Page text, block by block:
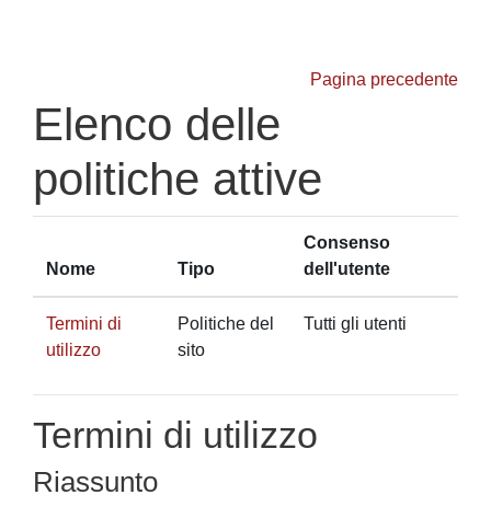
Pagina precedente
Elenco delle
politiche attive
Nome Tipo
Consenso
dell'utente
Termini di
utilizzo
Politiche del
sito
Tutti gli utenti
Termini di utilizzo
Riassunto